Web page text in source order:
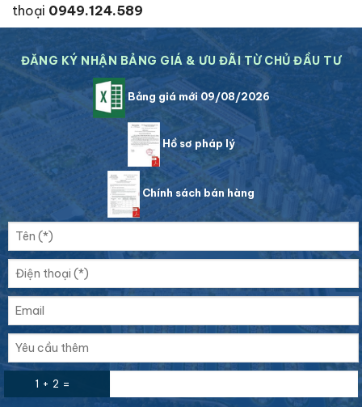
thoại 0949.124.589
ĐĂNG KÝ NHẬN BẢNG GIÁ & ƯU ĐÃI TỪ CHỦ ĐẦU TƯ
Bảng giá mới 09/08/2026
Hồ sơ pháp lý
Chính sách bán hàng
1 + 2 =